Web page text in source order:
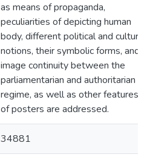
as means of propaganda,
peculiarities of depicting human
body, different political and cultural
notions, their symbolic forms, and
image continuity between the
parliamentarian and authoritarian
regime, as well as other features
of posters are addressed.
34881